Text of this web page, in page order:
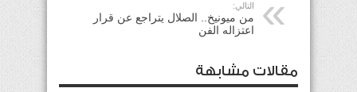
التالي:
من ميونيخ.. الصلال يتراجع عن قرار
اعتزاله الفن
مقالات مشابهة